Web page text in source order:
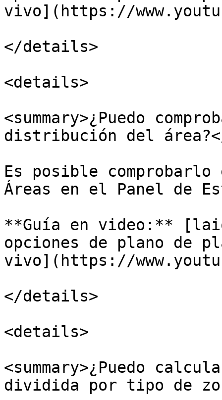
vivo](https://
</details>
<details>
<summary>¿Puedo
distribución del área?</
Es posible
Áreas en el Panel de
**Guía en video:**
opciones de plano de
vivo](https://
</details>
<details>
<summary>¿Puedo
dividida por tipo de